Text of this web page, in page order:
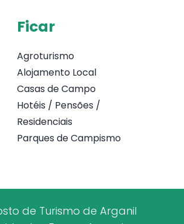
Ficar
Agroturismo
Alojamento Local
Casas de Campo
Hotéis / Pensões /
Residenciais
Parques de Campismo
de Turismo de Arganil